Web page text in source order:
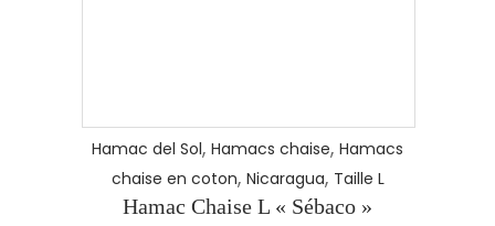
Hamac del Sol, Hamacs chaise, Hamacs
chaise en coton, Nicaragua, Taille L
Hamac Chaise L « Sébaco »